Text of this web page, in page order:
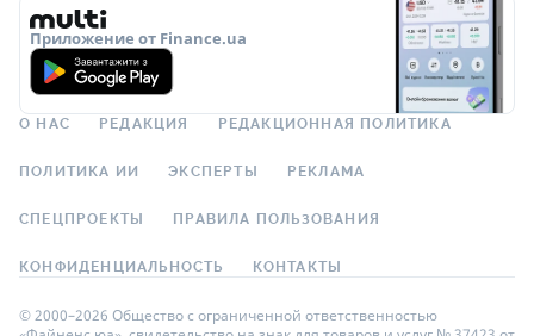
Приложение от Finance.ua
О НАС РЕДАКЦИЯ РЕДАКЦИОННАЯ ПОЛИТИКА
ПОЛИТИКА ИИ ЭКСПЕРТЫ РЕКЛАМА
СПЕЦПРОЕКТЫ ПРАВИЛА ПОЛЬЗОВАНИЯ
КОНФИДЕНЦИАЛЬНОСТЬ КОНТАКТЫ
© 2000–2026 Общество с ограниченной ответственностью